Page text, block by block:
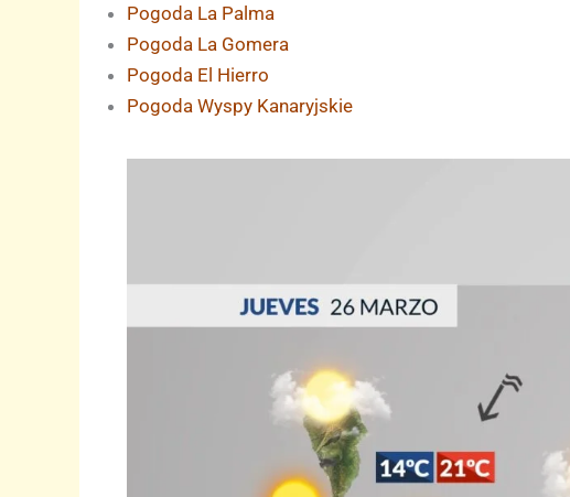
Pogoda La Palma
Pogoda La Gomera
Pogoda El Hierro
Pogoda Wyspy Kanaryjskie